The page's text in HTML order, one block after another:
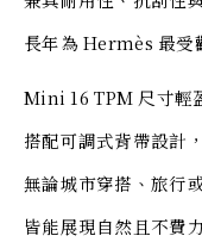
長年為 Hermès 最受
Mini 16 TPM 尺寸輕
搭配可調式背帶設計，
無論城市穿搭、旅行
皆能展現自然且不費